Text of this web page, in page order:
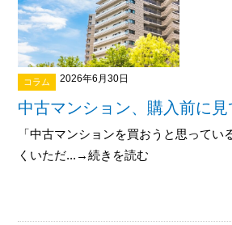
コラム 2026年6月30日
中古マンション、購入前に
「中古マンションを買おうと思って
くいただ...→続きを読む